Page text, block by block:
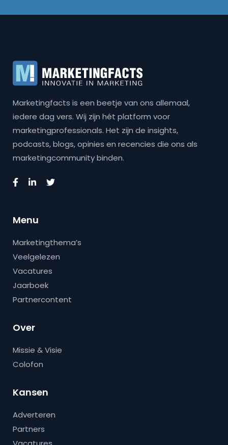
Marketingfacts is een beetje van ons allemaal,
iedere dag vers. Wij zijn hét platform voor
marketingprofessionals. Het zijn de insights,
podcasts, blogs, opinies en recencies die ons als
marketingcommunity binden.
Menu
Marketingthema’s
Veelgelezen
Vacatures
Jaarboek
Partnercontent
Over
Missie & Visie
Colofon
Kansen
Adverteren
Partners